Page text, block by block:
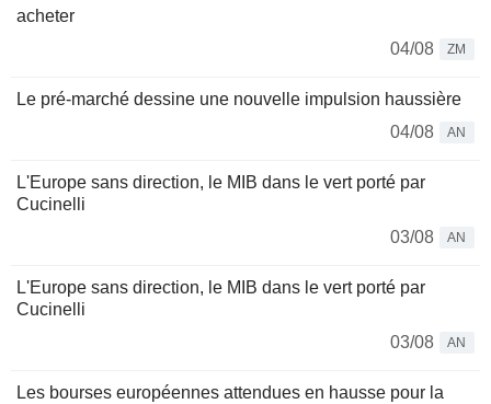
acheter
04/08
ZM
Le pré-marché dessine une nouvelle impulsion haussière
04/08
AN
L'Europe sans direction, le MIB dans le vert porté par
Cucinelli
03/08
AN
L'Europe sans direction, le MIB dans le vert porté par
Cucinelli
03/08
AN
Les bourses européennes attendues en hausse pour la